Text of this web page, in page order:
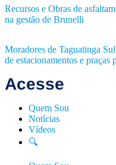
Recursos e Obras de
na gestão de Brunelli
Moradores de Taguatinga
de estacionamentos e praças
Acesse
Quem Sou
Notícias
Vídeos
🔍